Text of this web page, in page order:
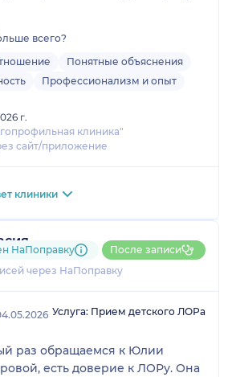
всего?
Понятные объяснения
Профессионализм и опыт
г.
клиника"
сайт/приложение
клиники
через НаПоправку
НаПоправку После записи
Услуга: Прием детского ЛОРа
раз обращаемся к Юлии
есть доверие к ЛОРу. Она